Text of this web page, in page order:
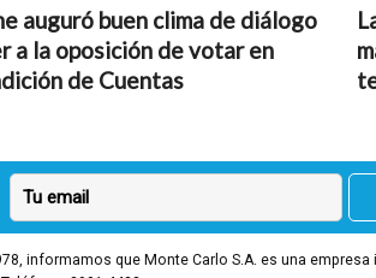
auguró buen clima de diálogo
a la oposición de votar en
de Cuentas
informamos que Monte Carlo S.A. es una